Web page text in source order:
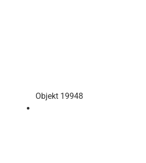
Objekt 19948